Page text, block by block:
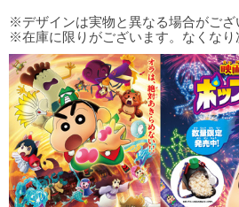
※デザインは実物と異なる場合がござ
※在庫に限りがございます。なくなり